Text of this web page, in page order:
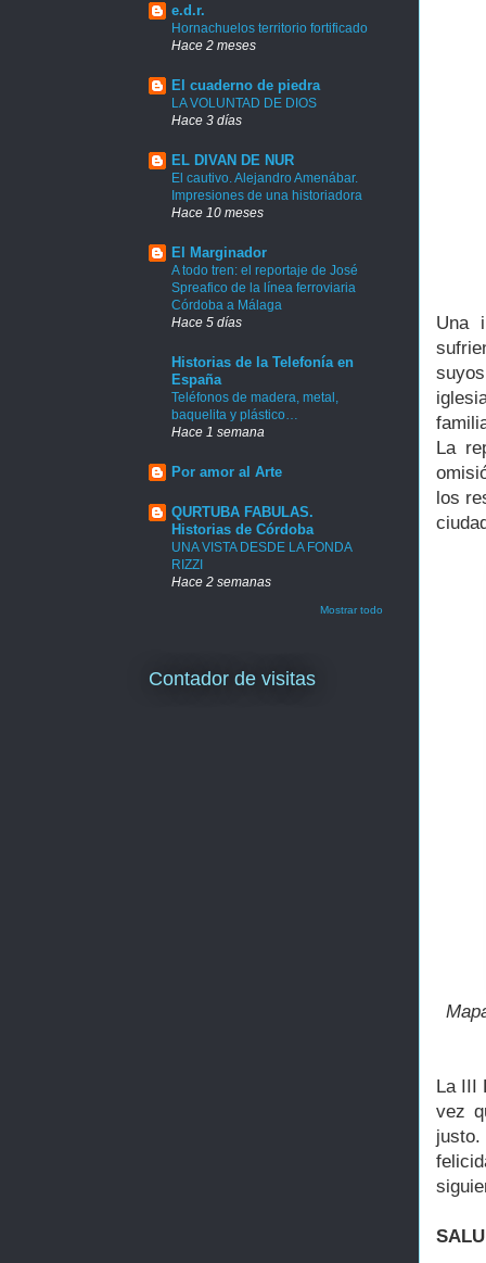
Una
La
los
La III
vez
e.d.r.
Hornachuelos territorio fortificado
Hace 2 meses
El cuaderno de piedra
LA VOLUNTAD DE DIOS
Hace 3 días
EL DIVAN DE NUR
El cautivo. Alejandro Amenábar.
Impresiones de una historiadora
Hace 10 meses
El Marginador
A todo tren: el reportaje de José
Spreafico de la línea ferroviaria
Córdoba a Málaga
Hace 5 días
Historias de la Telefonía en
España
Teléfonos de madera, metal,
baquelita y plástico…
Hace 1 semana
Por amor al Arte
QURTUBA FABULAS.
Historias de Córdoba
UNA VISTA DESDE LA FONDA
RIZZI
Hace 2 semanas
Mostrar todo
Contador de visitas